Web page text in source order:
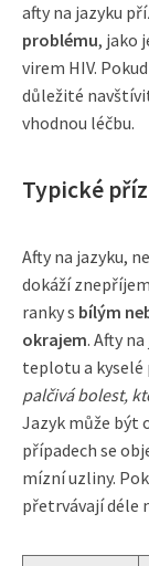
afty na jazyku
problému, jako
virem HIV.
důležité
vhodnou léčbu.
Typické
Afty na jazyku,
dokáží
ranky s bílým
okrajem. Afty
teplotu a kyselé
palčivá bolest,
Jazyk může být
případech se
mízní uzliny.
přetrvávají déle